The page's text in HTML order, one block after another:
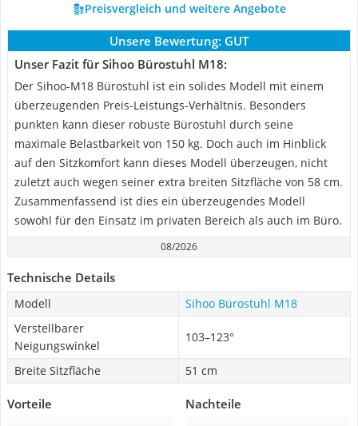
Preisvergleich und weitere Angebote
Unsere Bewertung: GUT
Unser Fazit für Sihoo Bürostuhl M18:
Der Sihoo-M18 Bürostuhl ist ein solides Modell mit einem
überzeugenden Preis-Leistungs-Verhältnis. Besonders
punkten kann dieser robuste Bürostuhl durch seine
maximale Belastbarkeit von 150 kg. Doch auch im Hinblick
auf den Sitzkomfort kann dieses Modell überzeugen, nicht
zuletzt auch wegen seiner extra breiten Sitzfläche von 58 cm.
Zusammenfassend ist dies ein überzeugendes Modell
sowohl für den Einsatz im privaten Bereich als auch im Büro.
08/2026
Technische Details
Modell
Sihoo Bürostuhl M18
Verstellbarer
Neigungswinkel
103–123°
Breite Sitzfläche 51 cm
Vorteile Nachteile